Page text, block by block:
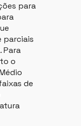
para
parciais
Para
o
de